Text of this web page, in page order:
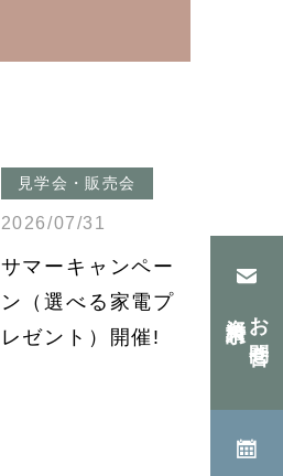
見学会・販売会
2026/07/31
サマーキャンペー
ン（選べる家電プ
レゼント）開催!
お問合せ